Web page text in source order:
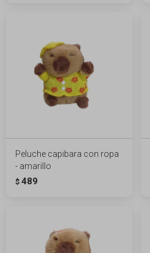
Peluche capibara con ropa
- amarillo
$ 489